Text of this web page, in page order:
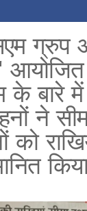
के बारे
ने
को